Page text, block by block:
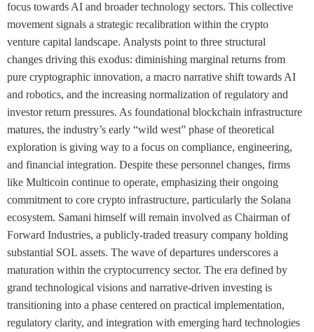
focus towards AI and broader technology sectors. This collective
movement signals a strategic recalibration within the crypto
venture capital landscape. Analysts point to three structural
changes driving this exodus: diminishing marginal returns from
pure cryptographic innovation, a macro narrative shift towards AI
and robotics, and the increasing normalization of regulatory and
investor return pressures. As foundational blockchain infrastructure
matures, the industry’s early “wild west” phase of theoretical
exploration is giving way to a focus on compliance, engineering,
and financial integration. Despite these personnel changes, firms
like Multicoin continue to operate, emphasizing their ongoing
commitment to core crypto infrastructure, particularly the Solana
ecosystem. Samani himself will remain involved as Chairman of
Forward Industries, a publicly-traded treasury company holding
substantial SOL assets. The wave of departures underscores a
maturation within the cryptocurrency sector. The era defined by
grand technological visions and narrative-driven investing is
transitioning into a phase centered on practical implementation,
regulatory clarity, and integration with emerging hard technologies